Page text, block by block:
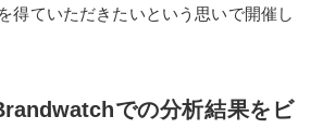
得ていただきたいという思いで開催し
での分析結果をビ